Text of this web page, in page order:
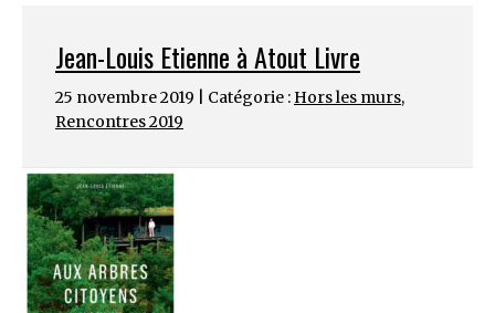
Jean-Louis Etienne à Atout Livre
25 novembre 2019 | Catégorie : Hors les murs,
Rencontres 2019